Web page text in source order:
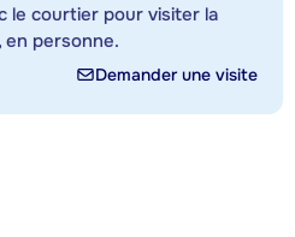
le courtier pour visiter la
personne.
Demander une visite